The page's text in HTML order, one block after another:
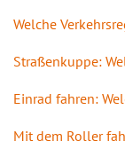
Welche
Straßenkuppe:
Einrad fahren:
Mit dem Roller